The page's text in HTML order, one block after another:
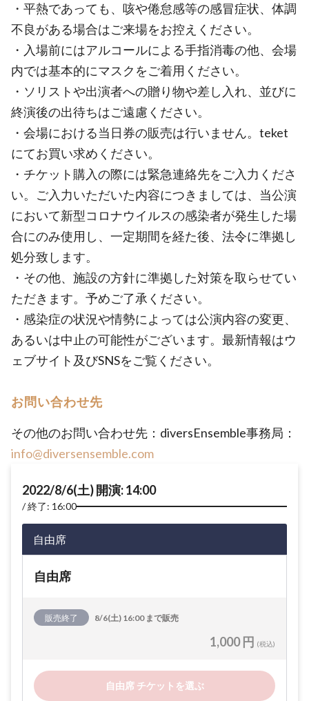
・平熱であっても、咳や倦怠感等の感冒症状、体調
不良がある場合はご来場をお控えください。
・入場前にはアルコールによる手指消毒の他、会場
内では基本的にマスクをご着用ください。
・ソリストや出演者への贈り物や差し入れ、並びに
終演後の出待ちはご遠慮ください。
・会場における当日券の販売は行いません。teket
にてお買い求めください。
・チケット購入の際には緊急連絡先をご入力くださ
い。ご入力いただいた内容につきましては、当公演
において新型コロナウイルスの感染者が発生した場
合にのみ使用し、一定期間を経た後、法令に準拠し
処分致します。
・その他、施設の方針に準拠した対策を取らせてい
ただきます。予めご了承ください。
・感染症の状況や情勢によっては公演内容の変更、
あるいは中止の可能性がございます。最新情報はウ
ェブサイト及びSNSをご覧ください。
お問い合わせ先
その他のお問い合わせ先：diversEnsemble事務局：
info@diversensemble.com
2022/8/6(土) 開演: 14:00
終了: 16:00
自由席
自由席
販売終了 8/6(土) 16:00 まで販売
1,000 円 (税込)
自由席 チケットを選ぶ